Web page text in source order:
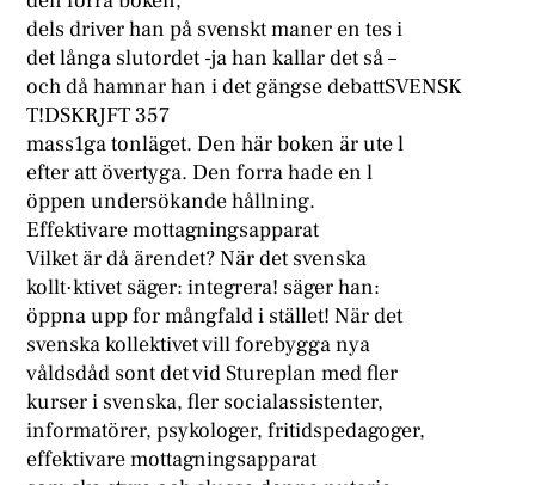
dels driver han på svenskt maner en tes i
det långa slutordet -ja han kallar det så –
och då hamnar han i det gängse debattSVENSK
T!DSKRJFT 357
mass1ga tonläget. Den här boken är ute l
efter att övertyga. Den forra hade en l
öppen undersökande hållning.
Effektivare mottagningsapparat
Vilket är då ärendet? När det svenska
kollt·ktivet säger: integrera! säger han:
öppna upp for mångfald i stället! När det
svenska kollektivet vill forebygga nya
våldsdåd sont det vid Stureplan med fler
kurser i svenska, fler socialassistenter,
informatörer, psykologer, fritidspedagoger,
effektivare mottagningsapparat